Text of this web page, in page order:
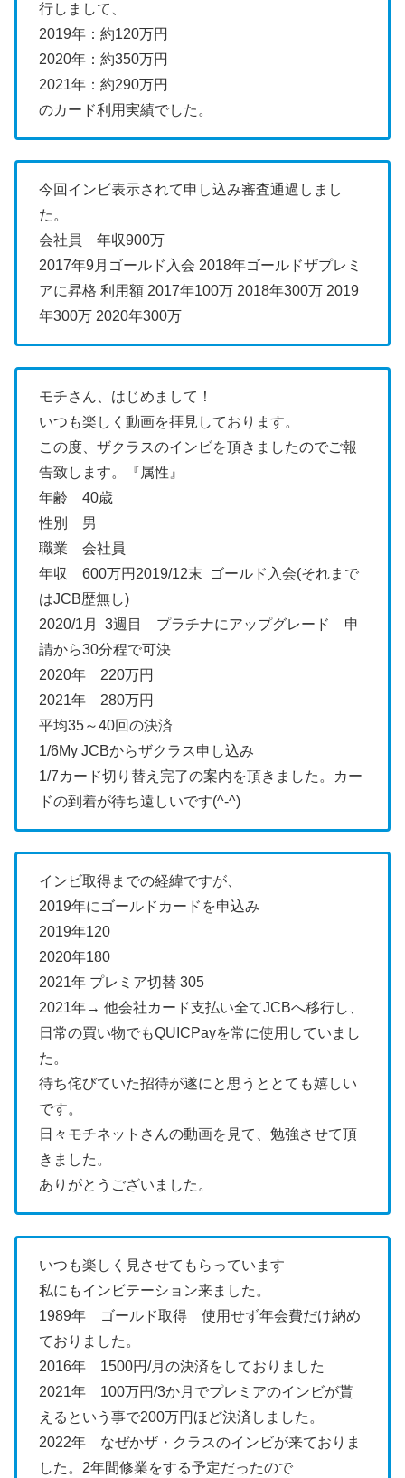
行しまして、
2019年：約120万円
2020年：約350万円
2021年：約290万円
のカード利用実績でした。
今回インビ表示されて申し込み審査通過しまし
た。
会社員 年収900万
2017年9月ゴールド入会 2018年ゴールドザプレミ
アに昇格 利用額 2017年100万 2018年300万 2019
年300万 2020年300万
モチさん、はじめまして！
いつも楽しく動画を拝見しております。
この度、ザクラスのインビを頂きましたのでご報
告致します。『属性』
年齢 40歳
性別 男
職業 会社員
年収 600万円2019/12末 ゴールド入会(それまで
はJCB歴無し)
2020/1月 3週目 プラチナにアップグレード 申
請から30分程で可決
2020年 220万円
2021年 280万円
平均35～40回の決済
1/6My JCBからザクラス申し込み
1/7カード切り替え完了の案内を頂きました。カー
ドの到着が待ち遠しいです(^-^)
インビ取得までの経緯ですが、
2019年にゴールドカードを申込み
2019年120
2020年180
2021年 プレミア切替 305
2021年→ 他会社カード支払い全てJCBへ移行し、
日常の買い物でもQUICPayを常に使用していまし
た。
待ち侘びていた招待が遂にと思うととても嬉しい
です。
日々モチネットさんの動画を見て、勉強させて頂
きました。
ありがとうございました。
いつも楽しく見させてもらっています
私にもインビテーション来ました。
1989年 ゴールド取得 使用せず年会費だけ納め
ておりました。
2016年 1500円/月の決済をしておりました
2021年 100万円/3か月でプレミアのインビが貰
えるという事で200万円ほど決済しました。
2022年 なぜかザ・クラスのインビが来ておりま
した。2年間修業をする予定だったので